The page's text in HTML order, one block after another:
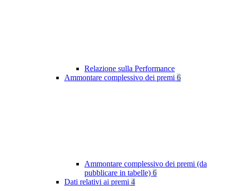
Relazione sulla Performance
Ammontare complessivo dei premi 6
Ammontare complessivo dei premi (da
pubblicare in tabelle) 6
Dati relativi ai premi 4